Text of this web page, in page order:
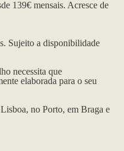
139€ mensais. Acresce de
Sujeito a disponibilidade
necessita que
elaborada para o seu
no Porto, em Braga e